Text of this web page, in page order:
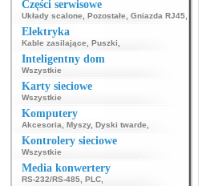
Części serwisowe
Układy scalone Pozostałe Gniazda RJ45
Elektryka
Kable zasilające Puszki
Inteligentny dom
Wszystkie
Karty sieciowe
Wszystkie
Komputery
Akcesoria Myszy, Dyski twarde
Kontrolery sieciowe
Wszystkie
Media konwertery
RS-232/RS-485 PLC